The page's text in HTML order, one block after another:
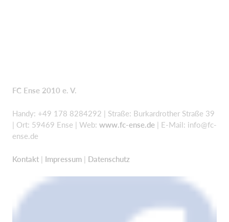
FC Ense 2010 e. V.
Handy: +49 178 8284292 | Straße: Burkardrother Straße 39
| Ort: 59469 Ense | Web: www.fc-ense.de | E-Mail: info@fc-
ense.de
Kontakt | Impressum | Datenschutz